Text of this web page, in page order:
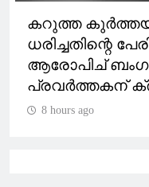
കറുത്ത
ധരിച്ചതിന്റെ
ആരോപിച്
പ്രവർത്തകന്
8 hours ago